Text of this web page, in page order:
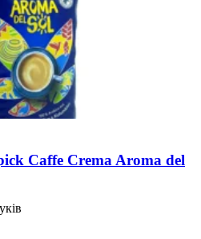
Caffe Crema Aroma del